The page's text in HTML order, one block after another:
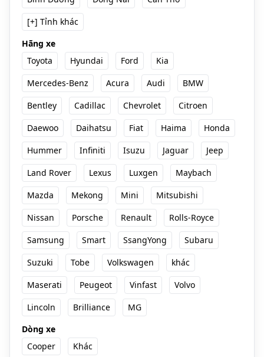
[+] Tỉnh khác
Hãng xe
Toyota
Hyundai Ford
Kia
Mercedes-Benz
Acura Audi
BMW
Bentley
Cadillac Chevrolet
Citroen
Daewoo
Daihatsu Fiat Haima
Honda
Hummer
Infiniti Isuzu Jaguar
Jeep
Land Rover
Lexus Luxgen
Maybach
Mazda
Mekong Mini
Mitsubishi
Nissan
Porsche Renault
Rolls-Royce
Samsung
Smart SsangYong
Subaru
Suzuki
Tobe Volkswagen
khác
Maserati
Peugeot Vinfast
Volvo
Lincoln
Brilliance
MG
Dòng xe
Cooper
Khác